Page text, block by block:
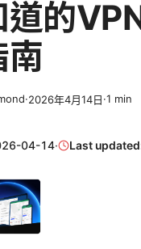
道的
南
·2026年4月14日·1 min
04-14· Last